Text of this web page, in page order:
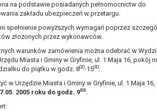
na podstawie posiadanych pełnomocnictw do
zakładu ubezpieczeń w przetargu.
spełnienie powyższych wymagań poprzez
złożonych przez wykonawców.
warunków zamówienia można odebrać w
Miasta i Gminy w Gryfinie, ul. 1 Maja 16, pokój
do piątku w godz. 800-1500.
w Urzędzie Miasta i Gminy w Gryfinie, ul. 1 Maja
2005 roku do godz. 900.